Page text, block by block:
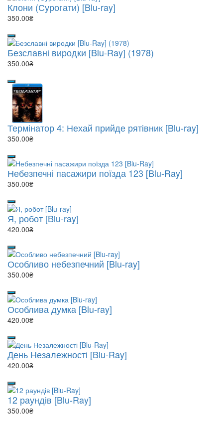
Клони (Сурогати) [Blu-ray]
350.00₴
Безславні виродки [Blu-Ray] (1978)
350.00₴
Термінатор 4: Нехай прийде рятівник [Blu-ray]
350.00₴
Небезпечні пасажири поїзда 123 [Blu-Ray]
350.00₴
Я, робот [Blu-ray]
420.00₴
Особливо небезпечний [Blu-ray]
350.00₴
Особлива думка [Blu-ray]
420.00₴
День Незалежності [Blu-Ray]
420.00₴
12 раундів [Blu-Ray]
350.00₴